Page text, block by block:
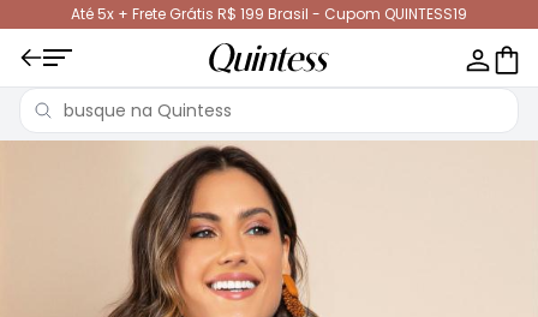
Até 5x + Frete Grátis R$ 199 Brasil - Cupom QUINTESS19